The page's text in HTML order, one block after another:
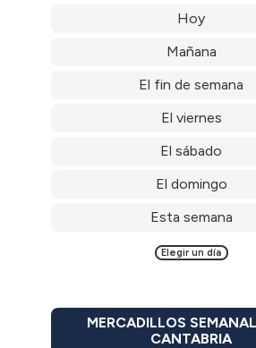
Hoy
Mañana
El fin de semana
El viernes
El sábado
El domingo
Esta semana
Elegir un día
MERCADILLOS
CANTABRIA